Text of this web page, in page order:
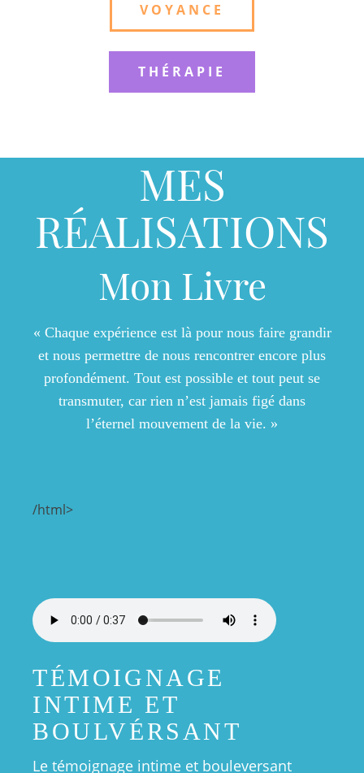
VOYANCE
THÉRAPIE
MES
RÉALISATIONS
Mon Livre
« Chaque expérience est là pour nous faire grandir
et nous permettre de nous rencontrer encore plus
profondément. Tout est possible et tout peut se
transmuter, car rien n’est jamais figé dans
l’éternel mouvement de la vie. »
/html>
TÉMOIGNAGE
INTIME ET
BOULVÉRSANT
Le témoignage intime et bouleversant